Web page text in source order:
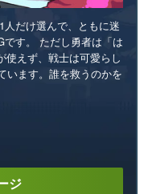
人だけ選んで、ともに迷
す。 ただし勇者は「は
使えず、戦士は可愛らし
います。誰を救うのかを
ジ